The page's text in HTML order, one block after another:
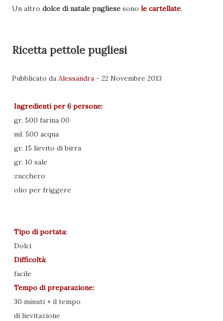
Un altro dolce di natale pugliese sono le cartellate.
Ricetta pettole pugliesi
Pubblicato da Alessandra - 22 Novembre 2013
Ingredienti per 6 persone:
gr. 500 farina 00
ml. 500 acqua
gr. 15 lievito di birra
gr. 10 sale
zucchero
olio per friggere
Tipo di portata:
Dolci
Difficoltà:
facile
Tempo di preparazione:
30 minuti + il tempo
di lievitazione